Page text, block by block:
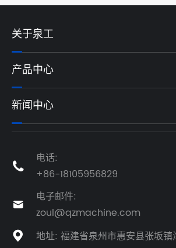
关于泉工
产品中心
新闻中心

电话:
+86-18105956829

电子邮件:
zoul@qzmachine.com
 地址: 福建省泉州市惠安县张坂